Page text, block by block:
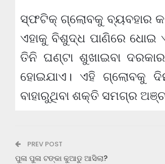
ସ୍ଫଟିକ୍ ଗ୍ଲୋବକୁ ବ୍ୟବହାର
ଏହାକୁ ବିଶୁଦ୍ଧ ପାଣିରେ ଧୋଇ
ତିନି ଘଣ୍ଟା ଶୁଖାଇବା
ହୋଇଯାଏ। ଏହି ଗ୍ଲୋବକୁ
ବାହାରୁଥିବା ଶକ୍ତି ସମଗ୍ର
PREV POST
ପୁଳା ପୁଳା ଟଙ୍କା କୁଆଡୁ ଆସିଲା?